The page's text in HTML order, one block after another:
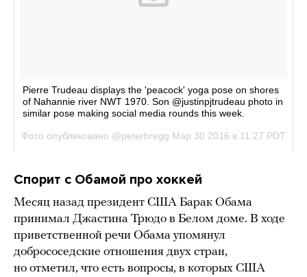
Спорит с Обамой про хоккей
Месяц назад президент США Барак Обама
принимал Джастина Трюдо в Белом доме. В ходе
приветственной речи Обама упомянул
добрососедские отношения двух стран,
но отметил, что есть вопросы, в которых США